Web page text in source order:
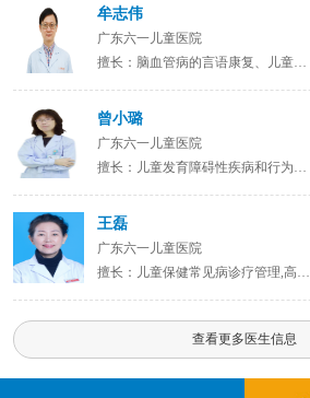
牟志伟
广东六一儿童医院
擅长：脑血管病的言语康复、儿童语言迟缓康复、儿童构音障碍康复、自闭症康复、重症康复、肌张力障碍和疼痛的精准定位下微创治疗。主要专业方向是言语康复、微创、医学数据AI分析。
曾小璐
广东六一儿童医院
擅长：儿童发育障碍性疾病和行为异常的诊治,如：儿童注意力缺陷多动障碍、孤独症、抽动症、精神发育迟缓、学习障碍、情绪障碍、癫痫等。
王磊
广东六一儿童医院
擅长：儿童保健常见病诊疗管理,高危儿、体弱儿的跟踪指导,儿童发育行为疾病,如：注意缺陷多动障碍、抽动障碍、儿童孤独谱系障碍、儿童智力障碍、儿童言语和语言发育障碍、儿童学习障碍、儿童遗尿症的评估与诊治。尤其擅长儿童注意力促进、儿童学习能力提高的指导。
查看更多医生信息